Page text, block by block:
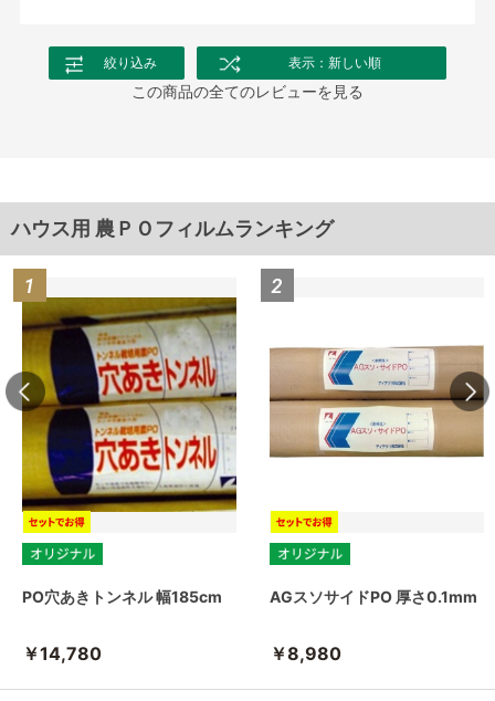
絞り込み 表示：新しい順
この商品の全てのレビューを見る
ハウス用 農ＰＯフィルムランキング
PO穴あきトンネル 幅185cm
￥14,780
AGスソサイドPO 厚さ0.1mm
￥8,980